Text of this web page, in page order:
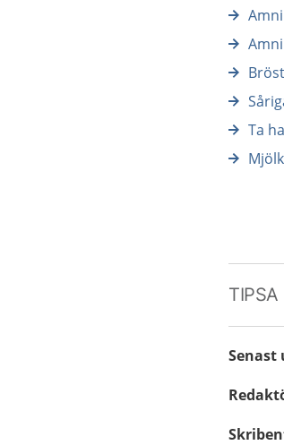
Ta
TIPSA
Senast